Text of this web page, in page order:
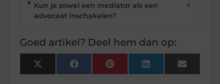
Kun je zowel een mediator als een
advocaat inschakelen?
▼
Goed artikel? Deel hem dan op:
X
(Twitter)
FacebookPinterest LinkedIn Email